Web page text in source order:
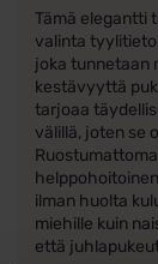
Tämä elegantti
valinta
joka tunnetaan
kestävyyttä
tarjoaa
välillä, joten se
ilman huolta
miehille kuin
että